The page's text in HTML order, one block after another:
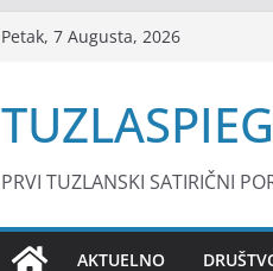
Petak, 7 Augusta, 2026
PRVI TUZLANSKI SATIRIČNI
AKTUELNO